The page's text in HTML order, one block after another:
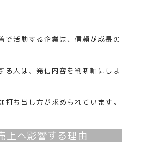
で活動する企業は、信頼が成長の
る人は、発信内容を判断軸にしま
打ち出し方が求められています。
上へ影響する理由